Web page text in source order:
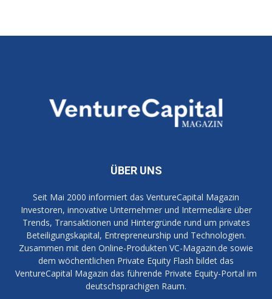
ÜBER UNS
Seit Mai 2000 informiert das VentureCapital Magazin
Investoren, innovative Unternehmer und Intermediäre über
Trends, Transaktionen und Hintergründe rund um privates
Beteiligungskapital, Entrepreneurship und Technologien.
Zusammen mit den Online-Produkten VC-Magazin.de sowie
dem wöchentlichen Private Equity Flash bildet das
VentureCapital Magazin das führende Private Equity-Portal im
deutschsprachigen Raum.